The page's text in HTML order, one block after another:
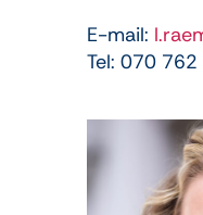
E-mail:
Tel: 070